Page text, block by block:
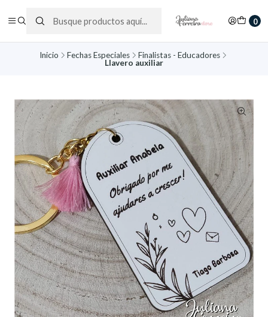
0
Inicio Fechas Especiales
Finalistas - Educadores
Llavero auxiliar